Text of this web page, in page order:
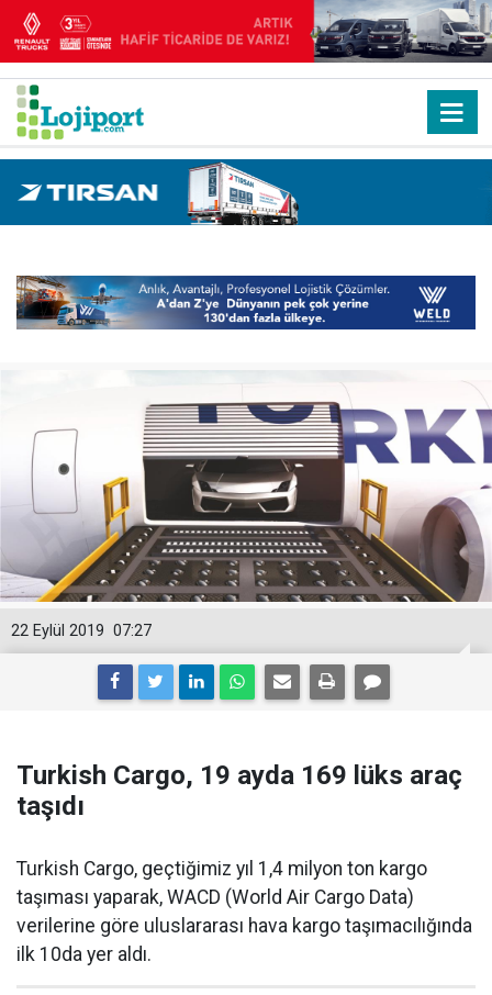
07:27
22 Eylül 2019
Turkish Cargo, 19 ayda 169 lüks araç
taşıdı
Turkish Cargo, geçtiğimiz yıl 1,4 milyon ton kargo
taşıması yaparak, WACD (World Air Cargo Data)
verilerine göre uluslararası hava kargo taşımacılığında
ilk 10da yer aldı.